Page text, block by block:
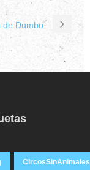
de Dumbo
CircosSinAnimales